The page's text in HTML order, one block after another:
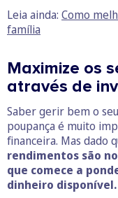
Leia ainda: Como
família
Maximize os
através de
Saber gerir bem o
poupança é muito
financeira. Mas dado
rendimentos são
que comece a
dinheiro disponível.